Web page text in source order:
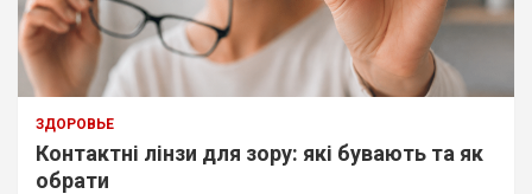
ЗДОРОВЬЕ
Контактні лінзи для зору: які бувають та як
обрати